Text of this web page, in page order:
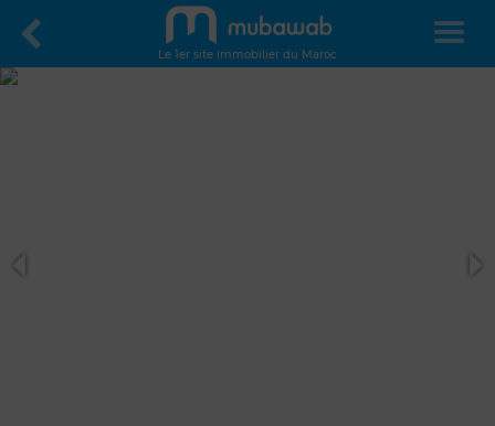
Le 1er site immobilier du Maroc